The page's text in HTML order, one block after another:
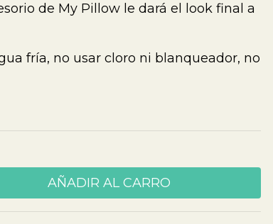
de My Pillow le dará el look final a
fría, no usar cloro ni blanqueador, no